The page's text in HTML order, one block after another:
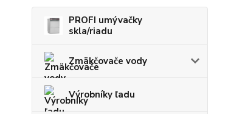
PROFI umývačky
skla/riadu
Zmäkčovače vody
Výrobníky ľadu